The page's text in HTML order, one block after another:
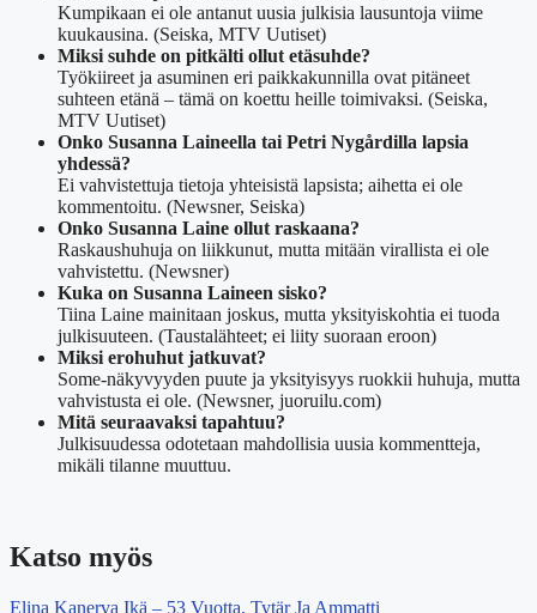
Kumpikaan ei ole antanut uusia julkisia lausuntoja viime
kuukausina. (Seiska, MTV Uutiset)
Miksi suhde on pitkälti ollut etäsuhde?
Työkiireet ja asuminen eri paikkakunnilla ovat pitäneet
suhteen etänä – tämä on koettu heille toimivaksi. (Seiska,
MTV Uutiset)
Onko Susanna Laineella tai Petri Nygårdilla lapsia
yhdessä?
Ei vahvistettuja tietoja yhteisistä lapsista; aihetta ei ole
kommentoitu. (Newsner, Seiska)
Onko Susanna Laine ollut raskaana?
Raskaushuhuja on liikkunut, mutta mitään virallista ei ole
vahvistettu. (Newsner)
Kuka on Susanna Laineen sisko?
Tiina Laine mainitaan joskus, mutta yksityiskohtia ei tuoda
julkisuuteen. (Taustalähteet; ei liity suoraan eroon)
Miksi erohuhut jatkuvat?
Some-näkyvyyden puute ja yksityisyys ruokkii huhuja, mutta
vahvistusta ei ole. (Newsner, juoruilu.com)
Mitä seuraavaksi tapahtuu?
Julkisuudessa odotetaan mahdollisia uusia kommentteja,
mikäli tilanne muuttuu.
Katso myös
Elina Kanerva Ikä – 53 Vuotta, Tytär Ja Ammatti